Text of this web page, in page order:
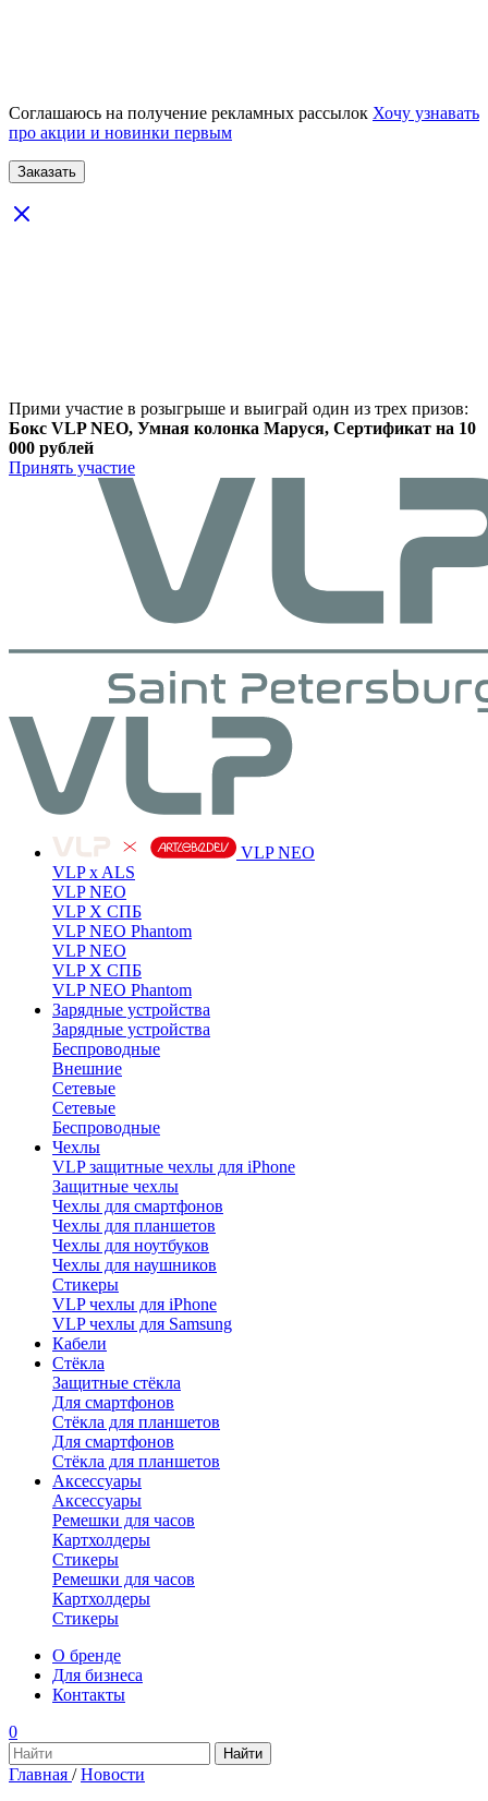
Соглашаюсь на получение рекламных рассылок Хочу узнавать
про акции и новинки первым
Прими участие в розыгрыше и выиграй один из трех призов:
Бокс VLP NEO, Умная колонка Маруся, Сертификат на 10
000 рублей
Принять участие
VLP NEO
VLP x ALS
VLP NEO
VLP X СПБ
VLP NEO Phantom
VLP NEO
VLP X СПБ
VLP NEO Phantom
Зарядные устройства
Зарядные устройства
Беспроводные
Внешние
Сетевые
Сетевые
Беспроводные
Чехлы
VLP защитные чехлы для iPhone
Защитные чехлы
Чехлы для смартфонов
Чехлы для планшетов
Чехлы для ноутбуков
Чехлы для наушников
Стикеры
VLP чехлы для iPhone
VLP чехлы для Samsung
Кабели
Стёкла
Защитные стёкла
Для смартфонов
Стёкла для планшетов
Для смартфонов
Стёкла для планшетов
Аксессуары
Аксессуары
Ремешки для часов
Картхолдеры
Стикеры
Ремешки для часов
Картхолдеры
Стикеры
О бренде
Для бизнеса
Контакты
0
Главная / Новости